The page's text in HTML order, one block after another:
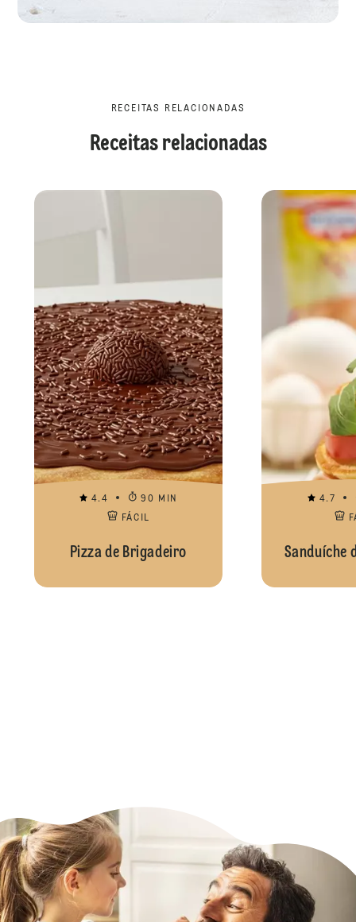
RECEITAS RELACIONADAS
Receitas relacionadas
4.4
90 MIN
FÁCIL
Pizza de Brigadeiro
4.7
Sanduíche